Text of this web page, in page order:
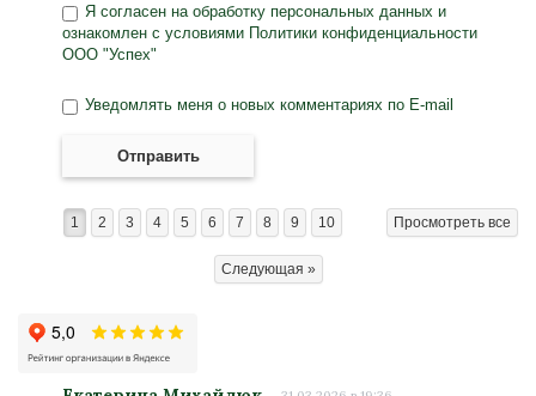
Я согласен наобработку персональных данных и
ознакомлен с условиями Политики конфиденциальности
ООО "Успех"
Уведомлять меня о новых комментариях по E-mail
Отправить
Просмотреть все
1 2 3 4 5 6 7 8 9 10
Следующая »